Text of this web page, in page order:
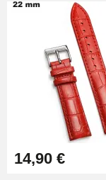
14,90 €